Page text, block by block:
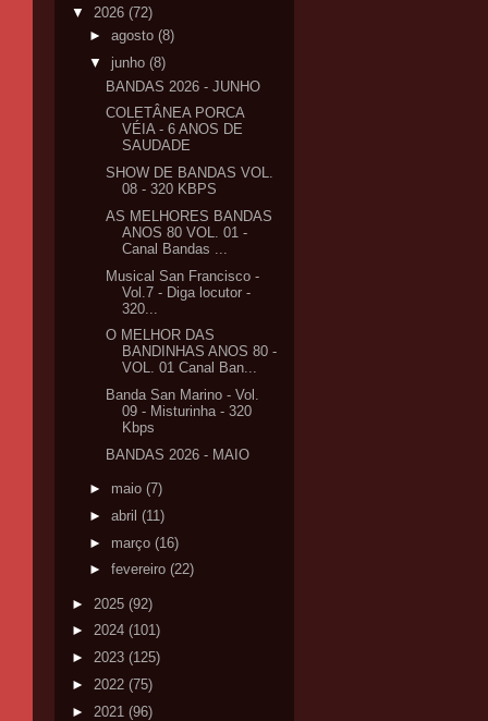
▼ 2026 (72)
► agosto (8)
▼ junho (8)
BANDAS 2026 - JUNHO
COLETÂNEA PORCA
VÉIA - 6 ANOS DE
SAUDADE
SHOW DE BANDAS VOL.
08 - 320 KBPS
AS MELHORES BANDAS
ANOS 80 VOL. 01 -
Canal Bandas ...
Musical San Francisco -
Vol.7 - Diga locutor -
320...
O MELHOR DAS
BANDINHAS ANOS 80 -
VOL. 01 Canal Ban...
Banda San Marino - Vol.
09 - Misturinha - 320
Kbps
BANDAS 2026 - MAIO
► maio (7)
► abril (11)
► março (16)
► fevereiro (22)
► 2025 (92)
► 2024 (101)
► 2023 (125)
► 2022 (75)
► 2021 (96)